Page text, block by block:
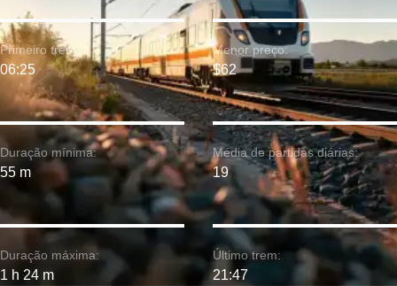
Duração mínima:
55 m
Primeiro trem:
06:25
Duração máxima:
1 h 24 m
Menor preço:
$62
Média de partidas diárias:
19
Último trem:
21:47